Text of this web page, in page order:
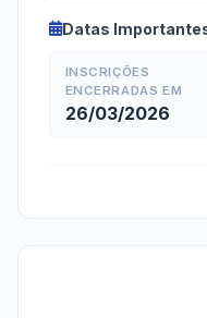
Datas
INSCRIÇÕES
ENCERRADAS EM
26/03/2026